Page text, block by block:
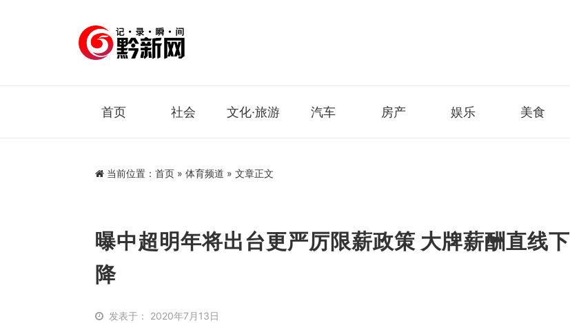
首页 社会 文化·旅游 汽车 房产 娱乐 美食
当前位置： 首页 » 体育频道 » 文章正文
曝中超明年将出台更严厉限薪政策 大牌薪酬直线下
降
发表于： 2020年7月13日